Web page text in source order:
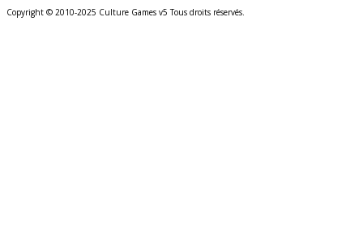
Copyright © 2010-2025 Culture Games v5 Tous droits réservés.